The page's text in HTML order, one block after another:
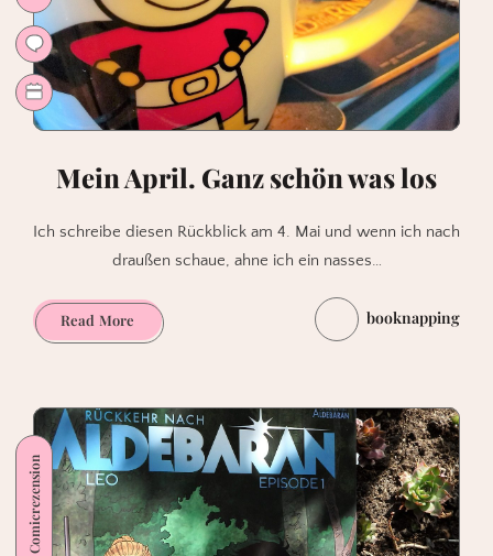
für
Einsteiger*innen
Mein April. Ganz schön was los
Ich schreibe diesen Rückblick am 4. Mai und wenn ich nach
draußen schaue, ahne ich ein nasses…
Read MoreMein
April.
was
los
booknapping
Comicrezension